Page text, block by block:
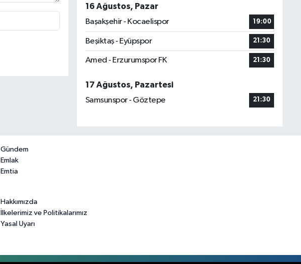
16 Ağustos, Pazar
Başakşehir - Kocaelispor
19:00
Beşiktaş - Eyüpspor 21:30
Amed - Erzurumspor FK 21:30
17 Ağustos, Pazartesi
Samsunspor - Göztepe
21:30
Gündem
Emlak
Emtia
Hakkımızda
İlkelerimiz ve Politikalarımız
Yasal Uyarı